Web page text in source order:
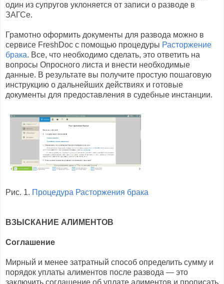
один из супругов уклоняется от записи о разводе в
ЗАГСе.
Грамотно оформить документы для развода можно в
сервисе FreshDoc с помощью процедуры Расторжение
брака. Все, что необходимо сделать, это ответить на
вопросы Опросного листа и внести необходимые
данные. В результате вы получите простую пошаговую
инструкцию о дальнейших действиях и готовые
документы для предоставления в судебные инстанции.
Рис. 1. Процедура Расторжения брака
ВЗЫСКАНИЕ АЛИМЕНТОВ
Соглашение
Мирный и менее затратный способ определить сумму и
порядок уплаты алиментов после развода — это